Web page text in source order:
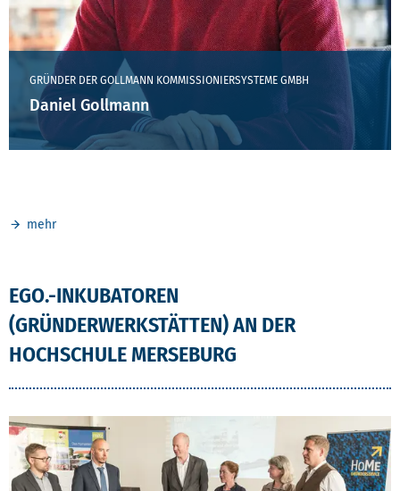
GRÜNDER DER GOLLMANN KOMMISSIONIERSYSTEME GMBH
Daniel Gollmann
mehr
EGO.-INKUBATOREN
(GRÜNDERWERKSTÄTTEN) AN DER
HOCHSCHULE MERSEBURG
KACHELN DER EGO.-INKUBATOREN AN DER